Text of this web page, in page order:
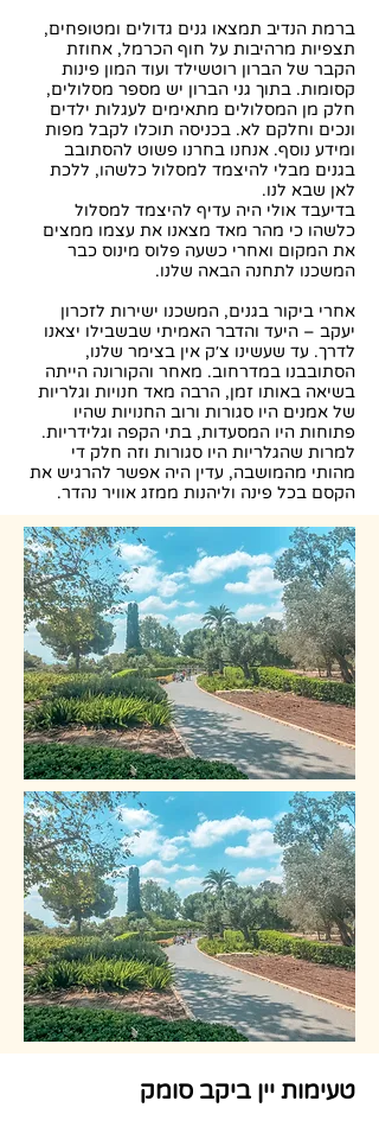
ברמת הנדיב תמצאו גנים גדולים ומטופחים,
תצפיות מרהיבות על חוף הכרמל, אחוזת
הקבר של הברון רוטשילד ועוד המון פינות
קסומות. בתוך גני הברון יש מספר מסלולים,
חלק מן המסלולים מתאימים לעגלות ילדים
ונכים וחלקם לא. בכניסה תוכלו לקבל מפות
ומידע נוסף. אנחנו בחרנו פשוט להסתובב
בגנים מבלי להיצמד למסלול כלשהו, ללכת
לאן שבא לנו.
בדיעבד אולי היה עדיף להיצמד למסלול
כלשהו כי מהר מאד מצאנו את עצמו ממצים
את המקום ואחרי כשעה פלוס מינוס כבר
המשכנו לתחנה הבאה שלנו.
אחרי ביקור בגנים, המשכנו ישירות לזכרון
יעקב – היעד והדבר האמיתי שבשבילו יצאנו
לדרך. עד שעשינו צ׳ק אין בצימר שלנו,
הסתובבנו במדרחוב. מאחר והקורונה הייתה
בשיאה באותו זמן, הרבה מאד חנויות וגלריות
של אמנים היו סגורות ורוב החנויות שהיו
פתוחות היו המסעדות, בתי הקפה וגלידריות.
למרות שהגלריות היו סגורות וזה חלק די
מהותי מהמושבה, עדין היה אפשר להרגיש את
הקסם בכל פינה וליהנות ממזג אוויר נהדר.
טעימות יין ביקב סומק